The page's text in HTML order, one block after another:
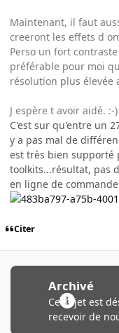
Maintenant, il faut
creeront les effets d
Perso un fort
préférable pour moi
résolution plus élevée
J espère t avoir aidé. :-)
C'est sur qu'entre un
y a pas mal de
est très bien supporté
toolkits...résultat, pas
en ligne de
Citer
Archivé
Ce sujet est
recevoir de